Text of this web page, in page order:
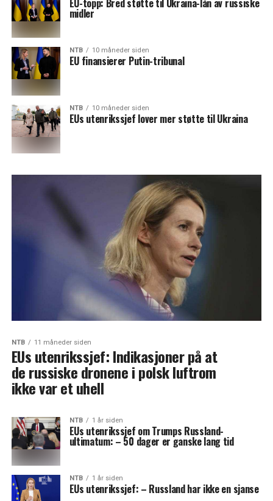
EU-topp: Bred støtte til Ukraina-lån av russiske
midler
NTB 10 måneder siden
EU finansierer Putin-tribunal
NTB 10 måneder siden
EUs utenrikssjef lover mer støtte til Ukraina
NTB 11 måneder siden
EUs utenrikssjef: Indikasjoner på at
de russiske dronene i polsk luftrom
ikke var et uhell
NTB 1 år siden
EUs utenrikssjef om Trumps Russland-
ultimatum: – 50 dager er ganske lang tid
NTB 1 år siden
EUs utenrikssjef: – Russland har ikke en sjanse